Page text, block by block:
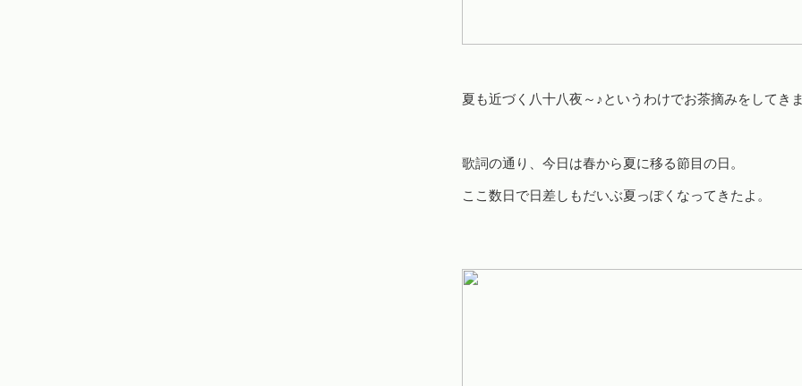
夏も近づく八十八夜～♪というわけでお茶摘みをしてき
歌詞の通り、今日は春から夏に移る節目の日。
ここ数日で日差しもだいぶ夏っぽくなってきたよ。